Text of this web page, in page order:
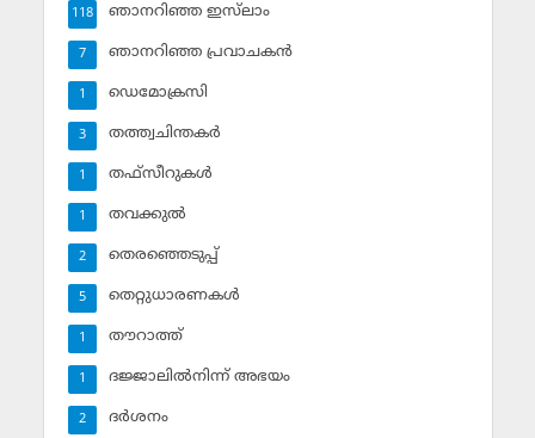
ഞാനറിഞ്ഞ ഇസ്‌ലാം
118
ഞാനറിഞ്ഞ പ്രവാചകന്‍
7
ഡെമോക്രസി
1
തത്ത്വചിന്തകര്‍
3
തഫ്‌സീറുകള്‍
1
തവക്കുല്‍
1
തെരഞ്ഞെടുപ്പ്
2
തെറ്റുധാരണകള്‍
5
തൗറാത്ത്
1
ദജ്ജാലില്‍നിന്ന് അഭയം
1
ദര്‍ശനം
2